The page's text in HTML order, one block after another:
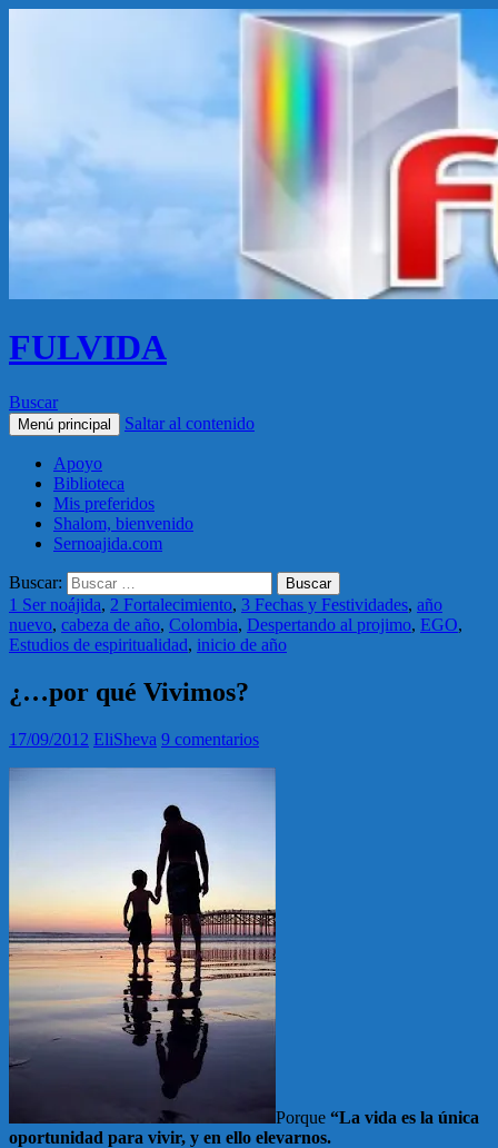
FULVIDA
Buscar
Menú principal Saltar al contenido
Apoyo
Biblioteca
Mis preferidos
Shalom, bienvenido
Sernoajida.com
Buscar:
1 Ser noájida, 2 Fortalecimiento, 3 Fechas y Festividades, año
nuevo, cabeza de año, Colombia, Despertando al projimo, EGO,
Estudios de espiritualidad, inicio de año
¿…por qué Vivimos?
17/09/2012 EliSheva 9 comentarios
Porque “La vida es la única
oportunidad para vivir, y en ello elevarnos.